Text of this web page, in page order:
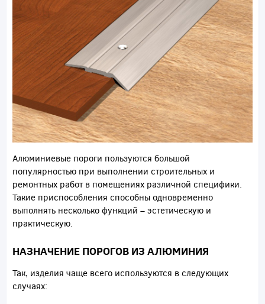
Алюминиевые пороги пользуются большой
популярностью при выполнении строительных и
ремонтных работ в помещениях различной специфики.
Такие приспособления способны одновременно
выполнять несколько функций – эстетическую и
практическую.
НАЗНАЧЕНИЕ ПОРОГОВ ИЗ АЛЮМИНИЯ
Так, изделия чаще всего используются в следующих
случаях: